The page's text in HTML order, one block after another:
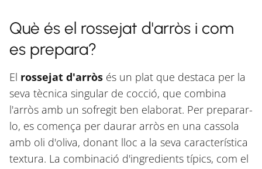
Què és el rossejat d'arròs i com
es prepara?
El rossejat d'arròs és un plat que destaca per la
seva tècnica singular de cocció, que combina
l'arròs amb un sofregit ben elaborat. Per preparar-
lo, es comença per daurar arròs en una cassola
amb oli d'oliva, donant lloc a la seva característica
textura. La combinació d'ingredients típics, com el